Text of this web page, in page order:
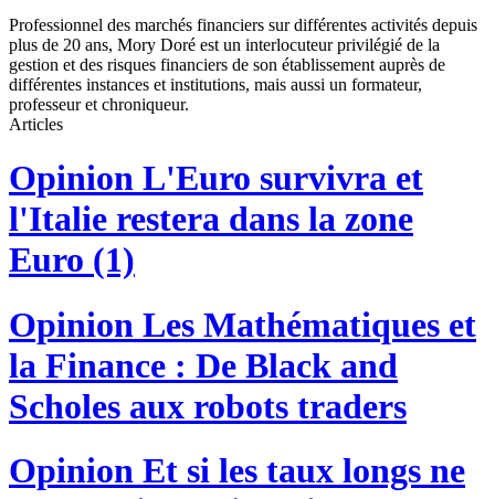
Professionnel des marchés financiers sur différentes activités depuis
plus de 20 ans, Mory Doré est un interlocuteur privilégié de la
gestion et des risques financiers de son établissement auprès de
différentes instances et institutions, mais aussi un formateur,
professeur et chroniqueur.
Articles
Opinion L'Euro survivra et
l'Italie restera dans la zone
Euro (1)
Opinion Les Mathématiques et
la Finance : De Black and
Scholes aux robots traders
Opinion Et si les taux longs ne